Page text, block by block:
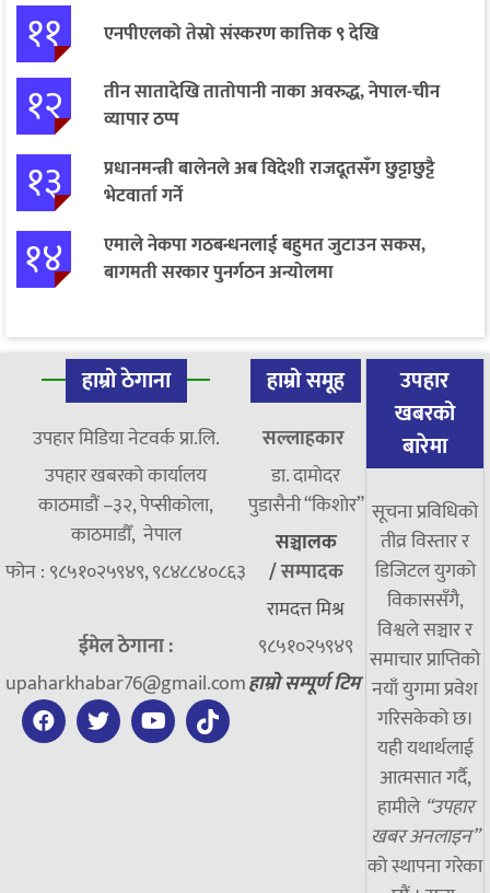
११ एनपीएलको तेस्रो संस्करण कात्तिक ९ देखि
१२
तीन सातादेखि तातोपानी नाका अवरुद्ध, नेपाल-चीन
व्यापार ठप्प
१३
प्रधानमन्त्री बालेनले अब विदेशी राजदूतसँग छुट्टाछुट्टै
भेटवार्ता गर्ने
१४
एमाले नेकपा गठबन्धनलाई बहुमत जुटाउन सकस,
बागमती सरकार पुनर्गठन अन्योलमा
हाम्रो ठेगाना
उपहार मिडिया नेटवर्क प्रा.लि.
उपहार खबरको कार्यालय
काठमाडौं –३२, पेप्सीकोला,
काठमाडौँ, नेपाल
फोन : ९८५१०२५९४९, ९८४८८४०८६३
ईमेल ठेगाना :
upaharkhabar76@gmail.com
हाम्रो समूह
सल्लाहकार
डा. दामाेदर
पुडासैनी “किशाेर”
सञ्चालक
/सम्पादक
रामदत्त मिश्र
९८५१०२५९४९
हाम्रो सम्पूर्ण टिम
उपहार
खबरको
बारेमा
सूचना प्रविधिको
तीव्र विस्तार र
डिजिटल युगको
विकाससँगै,
विश्वले सञ्चार र
समाचार प्राप्तिको
नयाँ युगमा प्रवेश
गरिसकेको छ।
यही यथार्थलाई
आत्मसात गर्दै,
हामीले “उपहार
खबर अनलाइन”
को स्थापना गरेका